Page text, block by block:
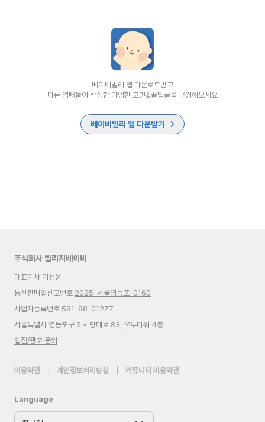
베이비빌리 앱 다운로드받고
다른 엄빠들이 작성한 다양한 고민&꿀팁글을 구경해보세요
베이비빌리 앱 다운받기
주식회사 빌리지베이비
대표이사 이정윤
통신판매업신고번호 2025-서울영등포-0160
사업자등록번호 581-88-01277
서울특별시 영등포구 의사당대로 83, 오투타워 4층
입점/광고 문의
이용약관 개인정보처리방침 커뮤니티 이용약관
Language